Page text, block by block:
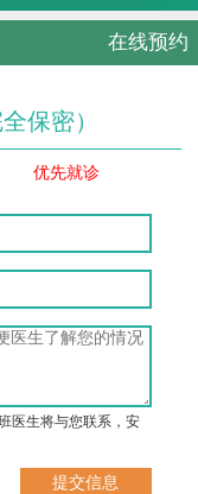
在线预约
保密）
优先就诊
医生将与您联系，安